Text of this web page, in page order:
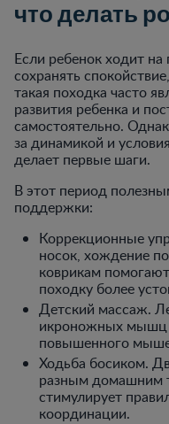
что делать
Если ребенок ходит
сохранять
такая походка часто
развития ребенка и
самостоятельно.
за динамикой и
делает первые шаги.
В этот период
поддержки:
Коррекционные
носок, хождение
коврикам
походку более
Детский массаж.
икроножных мышц
повышенного
Ходьба босиком.
разным домашним
стимулирует
координации.